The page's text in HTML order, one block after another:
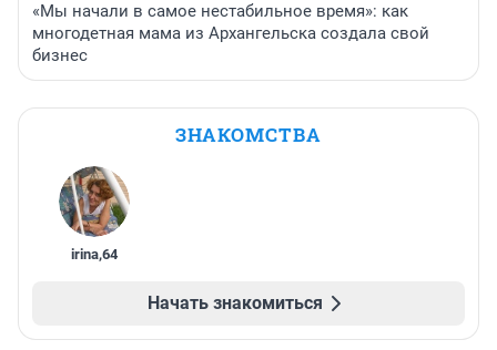
«Мы начали в самое нестабильное время»: как
многодетная мама из Архангельска создала свой
бизнес
ЗНАКОМСТВА
irina,64
Начать знакомиться